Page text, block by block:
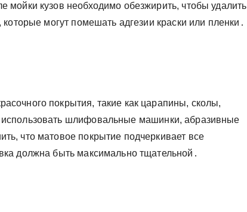
мойки кузов необходимо обезжирить, чтобы удалить
могут помешать адгезии краски или пленки․
покрытия, такие как царапины, сколы,
шлифовальные машинки, абразивные
что матовое покрытие подчеркивает все
должна быть максимально тщательной․